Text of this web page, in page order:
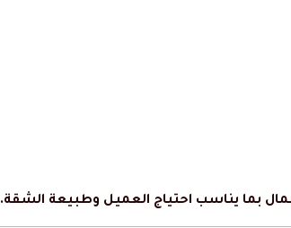
بما يناسب احتياج العميل وطبيعة الشقة.